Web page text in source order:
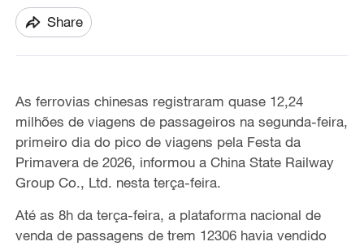
Share
As ferrovias chinesas registraram quase 12,24
milhões de viagens de passageiros na segunda-feira,
primeiro dia do pico de viagens pela Festa da
Primavera de 2026, informou a China State Railway
Group Co., Ltd. nesta terça-feira.
Até as 8h da terça-feira, a plataforma nacional de
venda de passagens de trem 12306 havia vendido